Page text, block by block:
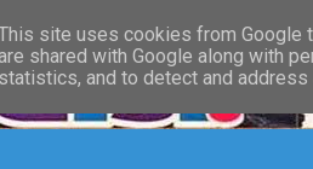
site uses cookies from Google
shared with Google along with
statistics, and to detect and address